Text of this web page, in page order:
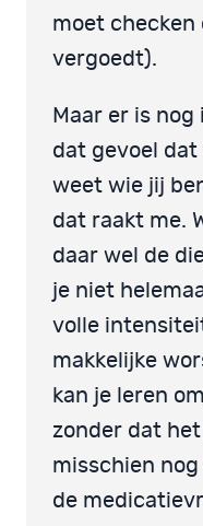
moet checken
vergoedt).
Maar er is
dat gevoel dat
weet wie jij
dat raakt me.
daar wel de
je niet
volle
makkelijke
kan je leren
zonder dat
misschien
de